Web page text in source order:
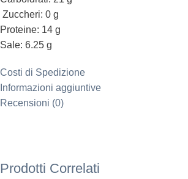
Zuccheri: 0 g
Proteine: 14 g
Sale: 6.25 g
Costi di Spedizione
Informazioni aggiuntive
Recensioni (0)
Prodotti Correlati